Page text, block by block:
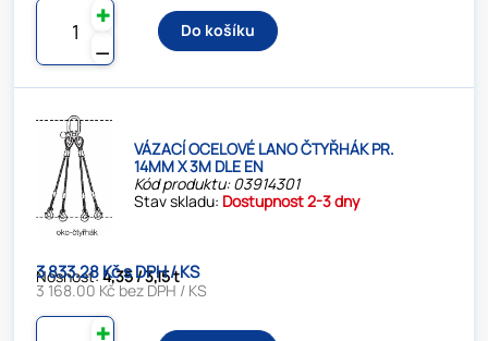
⚊
✚
Do košíku
VÁZACÍ OCELOVÉ LANO ČTYŘHÁK PR.
14MM X 3M DLE EN
Kód produktu: 03914301
Stav skladu: Dostupnost 2-3 dny
Nosnost:4,35 / 3,15 t
3 833.28 Kč s DPH / KS
3 168.00 Kč bez DPH / KS
✚